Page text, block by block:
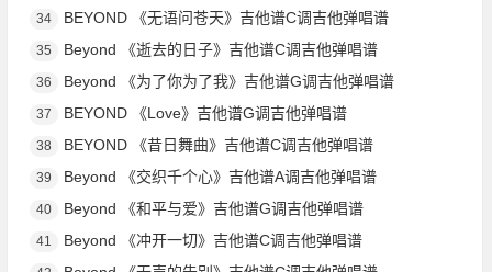
34 BEYOND 《无语问苍天》吉他谱C调吉他弹唱谱
35 Beyond 《逝去的日子》吉他谱C调吉他弹唱谱
36 Beyond 《为了你为了我》吉他谱G调吉他弹唱谱
37 BEYOND 《Love》吉他谱G调吉他弹唱谱
38 BEYOND 《昔日舞曲》吉他谱C调吉他弹唱谱
39 Beyond 《交织千个心》吉他谱A调吉他弹唱谱
40 Beyond 《和平与爱》吉他谱G调吉他弹唱谱
41 Beyond 《冲开一切》吉他谱C调吉他弹唱谱